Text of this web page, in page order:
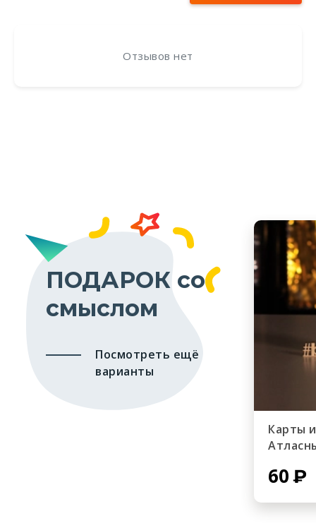
Отзывов нет
ПОДАРОК со
смыслом
Посмотреть ещё
варианты
Карты
60